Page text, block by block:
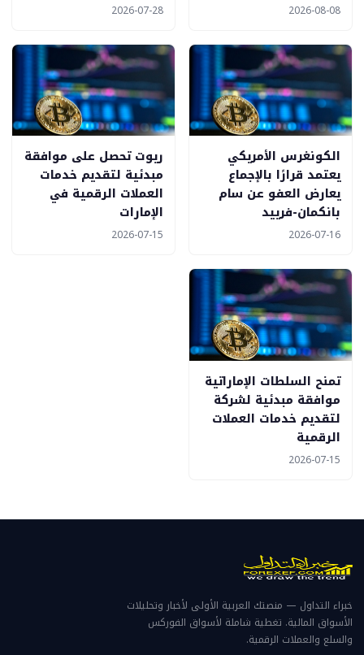
2026-08-08
2026-07-28
الكونغرس الأمريكي
يعتمد قرارًا بالإجماع
يعارض العفو عن سام
بانكمان-فرييد
2026-07-16
ريوت تحصل على موافقة
مبدئية لتقديم خدمات
العملات الرقمية في
الإمارات
2026-07-15
تمنح السلطات الإماراتية
موافقة مبدئية لشركة
لتقديم خدمات العملات
الرقمية
2026-07-15
خبراء التداول — منصتك العربية الأولى لأخبار وتحليلات
الأسواق المالية. تغطية شاملة لأسواق الفوركس
والسلع والعملات الرقمية.